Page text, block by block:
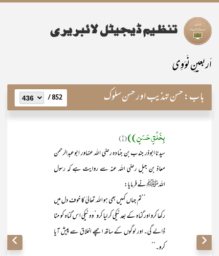
اَربعینِ نَوَوِی
باب:حسن تہذیب اور حسن سلوک 852 /
بِخَلُقٍ حَسَنٍ))(۱)
سیدنا ابوذر جندب بن جنادہ رضی اللہ عنہاور ابوعبدالرحمن
معاذ بن جبل رضی اللہ عنہ سے روایت ہے کہ رسول
اللہﷺ نے فرمایا:
’’تم جہاں کہیں بھی ہو اللہ تعالیٰ کا خوف دل میں
رکھا کرو اور گناہ کے بعد نیکی کر لیا کرو‘ وہ نیکی اس گناہ کو مٹا
ڈالے گی۔ اور لوگوں کے ساتھ اچھے اخلاق سے پیش آیا
کرو۔‘‘